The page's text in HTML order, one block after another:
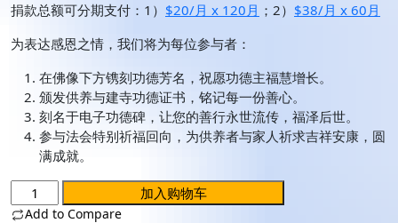
捐款总额可分期支付：1） $20/月 x 120月 ；2） $38/月 x 60月
为表达感恩之情，我们将为每位参与者：
在佛像下方镌刻功德芳名，祝愿功德主福慧增长。
颁发供养与建寺功德证书，铭记每一份善心。
刻名于电子功德碑，让您的善行永世流传，福泽后世。
参与法会特别祈福回向，为供养者与家人祈求吉祥安康，圆
满成就。
加入购物车
Add to Compare